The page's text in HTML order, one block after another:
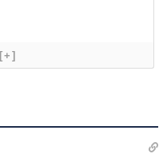
[+]